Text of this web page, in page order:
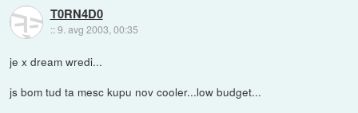
T0RN4D0
::9. avg 2003, 00:35
je x dream wredi...
js bom tud ta mesc kupu nov cooler...low budget...